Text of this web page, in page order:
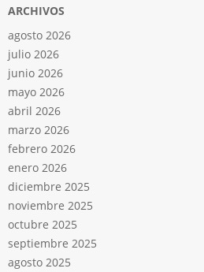
ARCHIVOS
agosto 2026
julio 2026
junio 2026
mayo 2026
abril 2026
marzo 2026
febrero 2026
enero 2026
diciembre 2025
noviembre 2025
octubre 2025
septiembre 2025
agosto 2025